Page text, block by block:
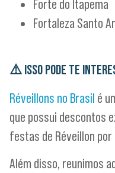
Forte do Itapema
Fortaleza Santo
⚠️ISSO PODE TE
Réveillons no Brasil é
que possui descontos
festas de Réveillon
Além disso, reunimos